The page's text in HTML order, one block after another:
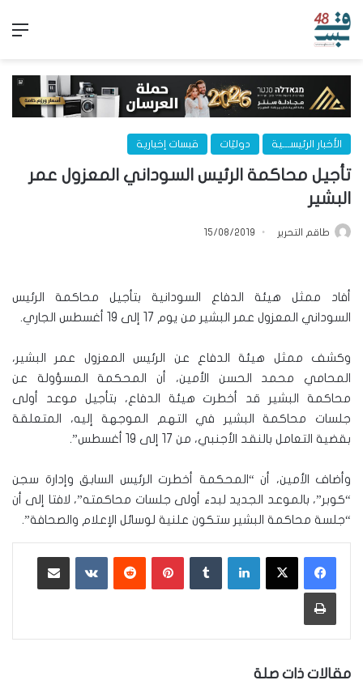
الأخبار الرئيســـية دوليّات قبسات إخبارية
تأجيل محاكمة الرئيس السوداني المعزول عمر
البشير
طاقم التحرير 15/08/2019
أفاد ممثل هيئة الدفاع السودانية بتأجيل محاكمة الرئيس
السوداني المعزول عمر البشير من يوم 17 إلى 19 أغسطس الجاري.
وكشف ممثل هيئة الدفاع عن الرئيس المعزول عمر البشير،
المحامي محمد الحسن الأمين، أن المحكمة المسؤولة عن
محاكمة البشير قد أخطرت هيئة الدفاع، بتأجيل موعد أولى
جلسات محاكمة البشير في التهم الموجهة إليه، المتعلقة
بقضية التعامل بالنقد الأجنبي، من 17 إلى 19 أغسطس”​​​.
وأضاف الأمين، أن “المحكمة أخطرت الرئيس السابق وإدارة سجن
“كوبر”، بالموعد الجديد لبدء أولى جلسات محاكمته”، لافتا إلى أن
“جلسة محاكمة البشير ستكون علنية لوسائل الإعلام والصحافة”.
لينكدإن بينتيريست ‏VKontakte
طباعة
مقالات ذات صلة